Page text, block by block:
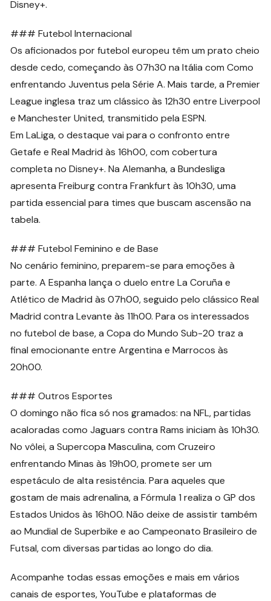
Disney+.
### Futebol Internacional
Os aficionados por futebol europeu têm um prato cheio
desde cedo, começando às 07h30 na Itália com Como
enfrentando Juventus pela Série A. Mais tarde, a Premier
League inglesa traz um clássico às 12h30 entre Liverpool
e Manchester United, transmitido pela ESPN.
Em LaLiga, o destaque vai para o confronto entre
Getafe e Real Madrid às 16h00, com cobertura
completa no Disney+. Na Alemanha, a Bundesliga
apresenta Freiburg contra Frankfurt às 10h30, uma
partida essencial para times que buscam ascensão na
tabela.
### Futebol Feminino e de Base
No cenário feminino, preparem-se para emoções à
parte. A Espanha lança o duelo entre La Coruña e
Atlético de Madrid às 07h00, seguido pelo clássico Real
Madrid contra Levante às 11h00. Para os interessados
no futebol de base, a Copa do Mundo Sub-20 traz a
final emocionante entre Argentina e Marrocos às
20h00.
### Outros Esportes
O domingo não fica só nos gramados: na NFL, partidas
acaloradas como Jaguars contra Rams iniciam às 10h30.
No vôlei, a Supercopa Masculina, com Cruzeiro
enfrentando Minas às 19h00, promete ser um
espetáculo de alta resistência. Para aqueles que
gostam de mais adrenalina, a Fórmula 1 realiza o GP dos
Estados Unidos às 16h00. Não deixe de assistir também
ao Mundial de Superbike e ao Campeonato Brasileiro de
Futsal, com diversas partidas ao longo do dia.
Acompanhe todas essas emoções e mais em vários
canais de esportes, YouTube e plataformas de